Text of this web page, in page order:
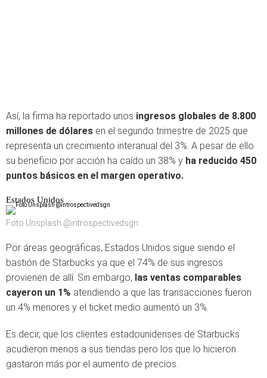
Así, la firma ha reportado unos ingresos globales de 8.800
millones de dólares en el segundo trimestre de 2025 que
representa un crecimiento interanual del 3%. A pesar de ello
su beneficio por acción ha caído un 38% y ha reducido 450
puntos básicos en el margen operativo.
Estados Unidos
Foto Unsplash @introspectivedsgn
Por áreas geográficas, Estados Unidos sigue siendo el
bastión de Starbucks ya que el 74% de sus ingresos
provienen de allí. Sin embargo, las ventas comparables
cayeron un 1% atendiendo a que las transacciones fueron
un 4% menores y el ticket medio aumentó un 3%.
Es decir, que los clientes estadounidenses de Starbucks
acudieron menos a sus tiendas pero los que lo hicieron
gastaron más por el aumento de precios.